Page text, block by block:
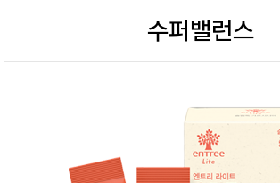
수퍼밸런스